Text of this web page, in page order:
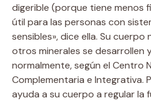
digerible (porque tiene menos
útil para las personas con
sensibles», dice ella. Su
otros minerales se desarrollen
normalmente, según el Centro
Complementaria e Integrativa.
ayuda a su cuerpo a regular la